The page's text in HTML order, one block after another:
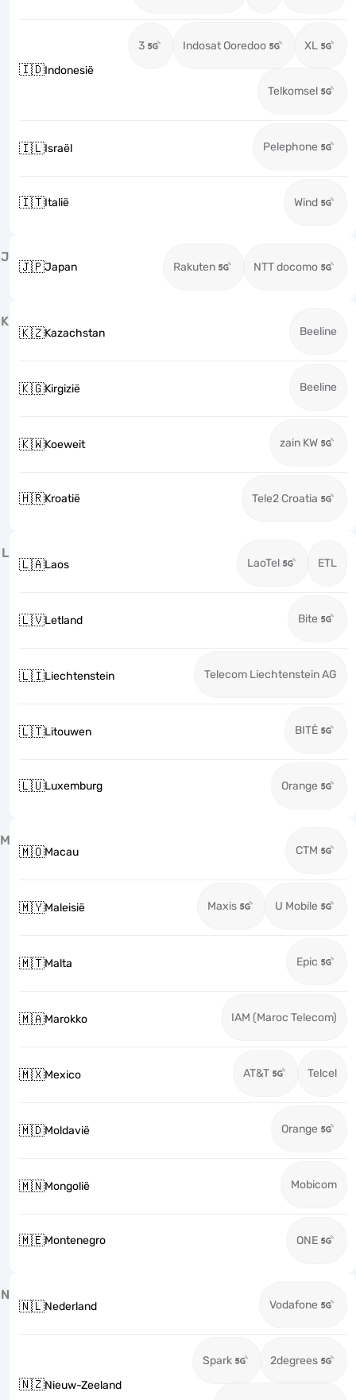
🇮🇩Indonesië
3 Indosat Ooredoo XL
Telkomsel
🇮🇱Israël Pelephone
🇮🇹Italië Wind
J
🇯🇵Japan Rakuten NTT docomo
K
🇰🇿Kazachstan Beeline
🇰🇬Kirgizië Beeline
🇰🇼Koeweit zain KW
🇭🇷Kroatië Tele2 Croatia
L
🇱🇦Laos LaoTel ETL
🇱🇻Letland Bite
🇱🇮Liechtenstein Telecom Liechtenstein AG
🇱🇹Litouwen BITĖ
🇱🇺Luxemburg Orange
M
🇲🇴Macau CTM
🇲🇾Maleisië Maxis U Mobile
🇲🇹Malta Epic
🇲🇦Marokko IAM (Maroc Telecom)
🇲🇽Mexico AT&T Telcel
🇲🇩Moldavië Orange
🇲🇳Mongolië Mobicom
🇲🇪Montenegro ONE
N
🇳🇱Nederland Vodafone
🇳🇿Nieuw-Zeeland
Spark 2degrees